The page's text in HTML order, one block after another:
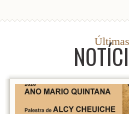
Últimas